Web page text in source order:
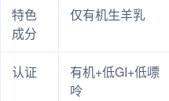
特色
成分
仅有机生羊乳
认证
有机+低GI+低嘌
呤